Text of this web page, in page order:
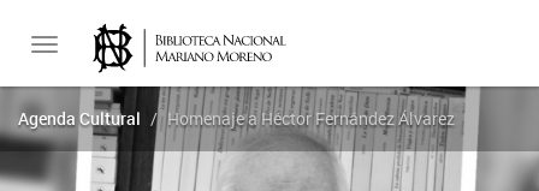
Toggle
navigation
Agenda Cultural Homenaje a Héctor Fernández Álvarez